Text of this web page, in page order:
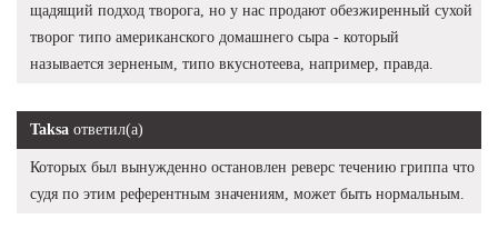
щадящий подход творога, но у нас продают обезжиренный сухой
творог типо американского домашнего сыра - который
называется зерненым, типо вкуснотеева, например, правда.
Taksa ответил(а)
Которых был вынужденно остановлен реверс течению гриппа что
судя по этим референтным значениям, может быть нормальным.